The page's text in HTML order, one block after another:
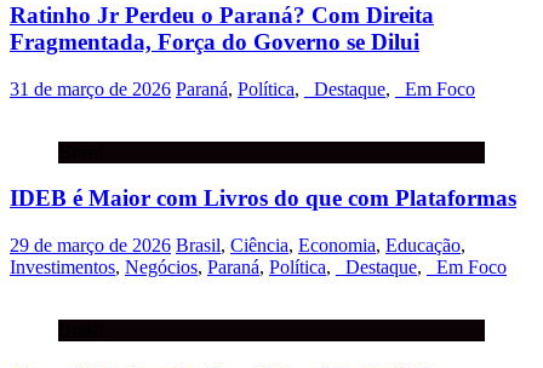
Ratinho Jr Perdeu o Paraná? Com Direita
Fragmentada, Força do Governo se Dilui
31 de março de 2026 Paraná, Política, _Destaque, _Em Foco
IDEB é Maior com Livros do que com Plataformas
29 de março de 2026 Brasil, Ciência, Economia, Educação,
Investimentos, Negócios, Paraná, Política, _Destaque, _Em Foco